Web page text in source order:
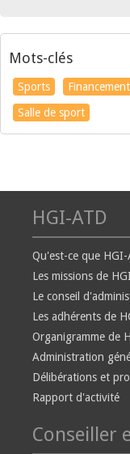
Mots-clés
Sports
Salle de sport
HGI-ATD
Qu'est-ce que HGI-
Les missions de
Le conseil
Les adhérents de
Organigramme de
Administration
Délibérations et
Rapport d'activité
Conseiller